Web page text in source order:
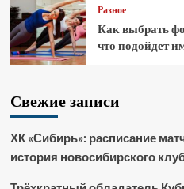
Разное
Как выбрать
что подойдет
Свежие записи
ХК «Сибирь»: расписание
история новосибирского